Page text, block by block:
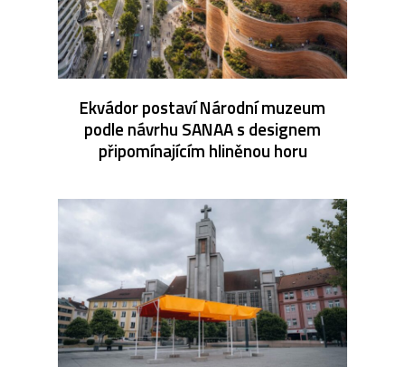
Ekvádor postaví Národní muzeum
podle návrhu SANAA s designem
připomínajícím hliněnou horu